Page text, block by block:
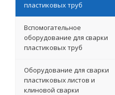
пластиковых труб
Вспомогательное
оборудование для сварки
пластиковых труб
Оборудование для сварки
пластиковых листов и
клиновой сварки